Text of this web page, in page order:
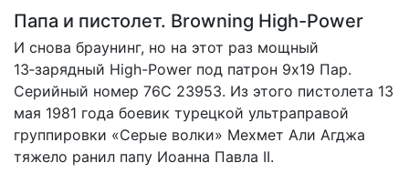
Папа и пистолет. Browning High-Power
И снова браунинг, но на этот раз мощный
13‑зарядный High-Power под патрон 9х19 Пар.
Серийный номер 76C 23953. Из этого пистолета 13
мая 1981 года боевик турецкой ультраправой
группировки «Серые волки» Мехмет Али Агджа
тяжело ранил папу Иоанна Павла II.